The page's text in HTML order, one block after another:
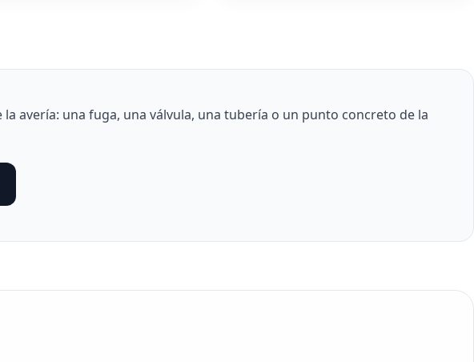
avería: una fuga, una válvula, una tubería o un punto concreto de la